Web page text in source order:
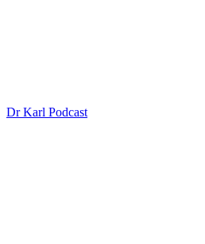
Dr Karl Podcast